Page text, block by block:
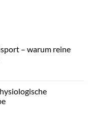
– warum reine